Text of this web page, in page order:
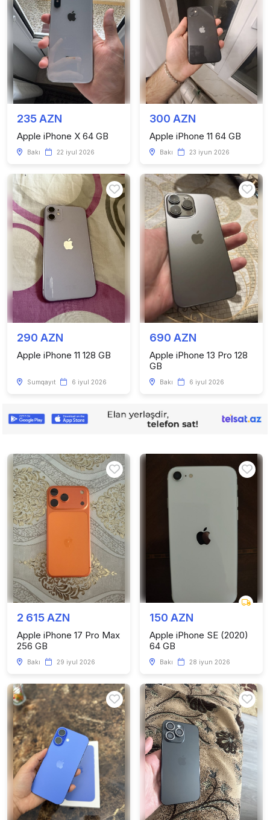
235 AZN
Apple iPhone X 64 GB
Bakı 22 iyul 2026
300 AZN
Apple iPhone 11 64 GB
Bakı 23 iyun 2026
290 AZN
Apple iPhone 11 128 GB
Sumqayıt 6 iyul 2026
690 AZN
Apple iPhone 13 Pro 128
GB
Bakı 6 iyul 2026
2 615 AZN
Apple iPhone 17 Pro Max
256 GB
Bakı 29 iyul 2026
150 AZN
Apple iPhone SE (2020)
64 GB
Bakı 28 iyun 2026